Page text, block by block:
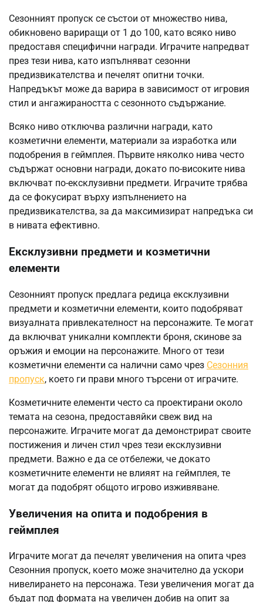
Сезонният пропуск се състои от множество нива,
обикновено вариращи от 1 до 100, като всяко ниво
предоставя специфични награди. Играчите напредват
през тези нива, като изпълняват сезонни
предизвикателства и печелят опитни точки.
Напредъкът може да варира в зависимост от игровия
стил и ангажираността с сезонното съдържание.
Всяко ниво отключва различни награди, като
козметични елементи, материали за изработка или
подобрения в геймплея. Първите няколко нива често
съдържат основни награди, докато по-високите нива
включват по-ексклузивни предмети. Играчите трябва
да се фокусират върху изпълнението на
предизвикателства, за да максимизират напредъка си
в нивата ефективно.
Ексклузивни предмети и козметични
елементи
Сезонният пропуск предлага редица ексклузивни
предмети и козметични елементи, които подобряват
визуалната привлекателност на персонажите. Те могат
да включват уникални комплекти броня, скинове за
оръжия и емоции на персонажите. Много от тези
козметични елементи са налични само чрез Сезонния
пропуск, което ги прави много търсени от играчите.
Козметичните елементи често са проектирани около
темата на сезона, предоставяйки свеж вид на
персонажите. Играчите могат да демонстрират своите
постижения и личен стил чрез тези ексклузивни
предмети. Важно е да се отбележи, че докато
козметичните елементи не влияят на геймплея, те
могат да подобрят общото игрово изживяване.
Увеличения на опита и подобрения в
геймплея
Играчите могат да печелят увеличения на опита чрез
Сезонния пропуск, което може значително да ускори
нивелирането на персонажа. Тези увеличения могат да
бъдат под формата на увеличен добив на опит за